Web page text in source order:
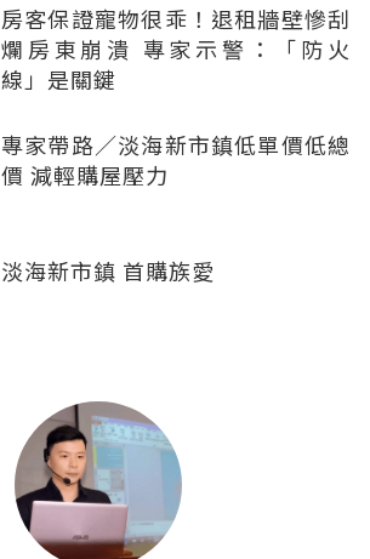
房客保證寵物很乖！退租牆壁慘刮
爛房東崩潰 專家示警：「防火
線」是關鍵
專家帶路／淡海新市鎮低單價低總
價 減輕購屋壓力
淡海新市鎮 首購族愛